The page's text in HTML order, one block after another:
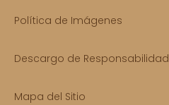
Política de Imágenes
Descargo de Responsabilidad
Mapa del Sitio